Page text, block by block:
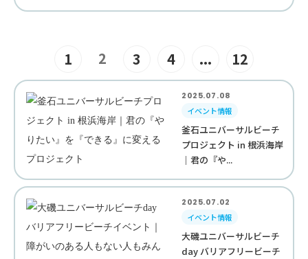
1 2 3 4 ... 12
2025.07.08
イベント情報
釜石ユニバーサルビーチ
プロジェクト in 根浜海岸
｜君の『や...
2025.07.02
イベント情報
大磯ユニバーサルビーチ
day バリアフリービーチ